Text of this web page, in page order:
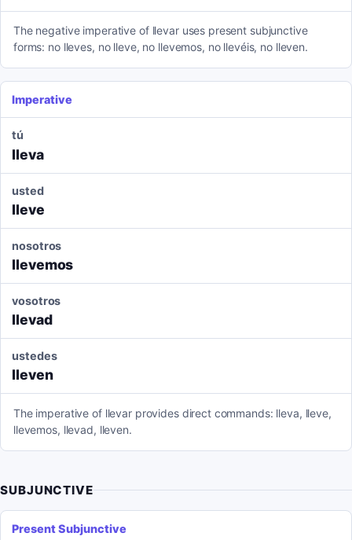
The negative imperative of llevar uses present subjunctive
forms: no lleves, no lleve, no llevemos, no llevéis, no lleven.
Imperative
tú
lleva
usted
lleve
nosotros
llevemos
vosotros
llevad
ustedes
lleven
The imperative of llevar provides direct commands: lleva, lleve,
llevemos, llevad, lleven.
SUBJUNCTIVE
Present Subjunctive